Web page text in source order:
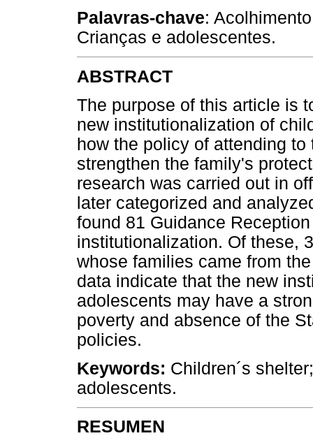
Palavras-chave:
Crianças e adolescentes.
ABSTRACT
The purpose of this article is
new institutionalization of
how the policy of attending
strengthen the family's
research was carried out in
later categorized and
found 81 Guidance
institutionalization. Of these,
whose families came from
data indicate that the new
adolescents may have a
poverty and absence of the
policies.
Keywords: Children´s
adolescents.
RESUMEN